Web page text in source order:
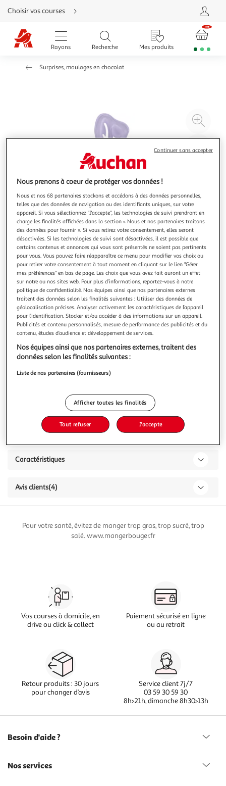
Aller
directement
au
contenu
Aller
directement
Aller
d'aide
Choisir vos courses
Rayons Recherche Mes produits
Surprises, moulages en chocolat
à
4.2 (4)
MILKA
Lapin moulage au chocolat au lait
A Pâques, découvre les délicieux bonbons chocolatés le
goût unique t. C'est la tendresse de Pâques, à partager avec
ses proches, pour des moments remplis de douceur.
formats pour tous les gourmands.
En savoir +
90g 1 pièce
Vous voulez connaître le prix de ce produit ?
Description
Caractéristiques
Avis clients(4)
Pour votre santé, évitez de manger trop gras, trop sucré, trop
salé. www.mangerbouger.fr
Vos courses à domicile, en
drive ou click & collect
Paiement sécurisé en ligne
ou au retrait
Retour produits : 30 jours
pour changer d’avis
Service client 7j/7
03 59 30 59 30
8h>21h, dimanche 8h30>13h
Besoin d'aide ?
Nos services
Nous prenons à coeur de protéger vos données !
Nous et nos 68 partenaires stockons et accédons à des données personnelles,
telles que des données de navigation ou des identifiants uniques, sur votre
appareil. Si vous sélectionnez "J'accepte", les technologies de suivi prendront en
charge les finalités affichées dans la section « Nous et nos partenaires traitons
des données pour fournir ». Si vous retirez votre consentement, elles seront
désactivées. Si les technologies de suivi sont désactivées, il est possible que
certains contenus et annonces qui vous sont présentés ne soient pas pertinents
pour vous. Vous pouvez faire réapparaître ce menu pour modifier vos choix ou
pour retirer votre consentement à tout moment en cliquant sur le lien "Gérer
mes préférences" en bas de page. Les choix que vous avez fait auront un effet
sur notre ou nos sites web. Pour plus d’informations, reportez-vous à notre
politique de confidentialité. Nos équipes ainsi que nos partenaires externes
traitent des données selon les finalités suivantes : Utiliser des données de
géolocalisation précises. Analyser activement les caractéristiques de l’appareil
pour l’identification. Stocker et/ou accéder à des informations sur un appareil.
Publicités et contenu personnalisés, mesure de performance des publicités et du
contenu, études d’audience et développement de services.
Nos équipes ainsi que nos partenaires externes, traitent des
données selon les finalités suivantes :
Liste de nos partenaires (fournisseurs)
Afficher toutes les finalités
Tout refuser J'accepte
Continuer sans accepter